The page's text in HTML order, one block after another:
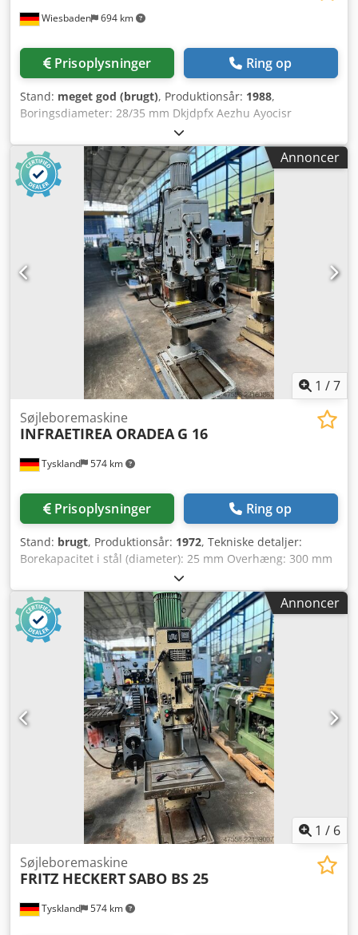
Wiesbaden 694 km
Prisoplysninger Ring op
Stand: meget god (brugt), Produktionsår: 1988,
Boringsdiameter: 28/35 mm Dkjdpfx Aezhu Ayocisr
Spindelmontering: MK 3 Overhæng: 293 mm Bordstørrelse:
300 x 440 x 500 mm Bord kan drejes og højdejusteres
manuelt ved hjælp af håndhjul og tandstang på en rund
søjle Stor afstand mellem bord og borepatron: 630 mm
Slaglængde på borepatron: 180 mm Spindelhastighed kan
reguleres i 4 trin: 65 - 1750 omdr./min. Drivmotor: 380 V,
0,9/1,3 kW Vægt: 340 kg Pladsbehov: 1100 x 900 x 1880 mm
Annoncer
1 /7
Tyskland 574 km
Søjleboremaskine
INFRAETIREA ORADEA G 16
Prisoplysninger Ring op
Stand: brugt, Produktionsår: 1972, Tekniske detaljer:
Borekapacitet i stål (diameter): 25 mm Overhæng: 300 mm
Borevandring: 630 mm Dksdpfjzfltdjx Acior
Spindelhastighed – trinløs: 150 – 2860 o/min Spindelkonus:
MK 4 Afstand spindel/bord, maks.: 630 mm Bordstørrelse:
300 x 400 mm Samlet effektbehov: 1,65 kW Maskinvægt,
ca.: 700 kg Maskinens dimensioner, ca. L x B x H: 1,25 x 5,0
Annoncer
1 / 6
Tyskland 574 km
Søjleboremaskine
FRITZ HECKERTSABO BS 25